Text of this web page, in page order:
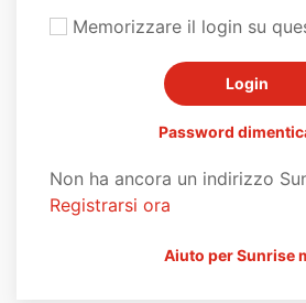
Memorizzare il login su
Password
Non ha ancora un indirizzo
Registrarsi ora
Aiuto per Sunrise